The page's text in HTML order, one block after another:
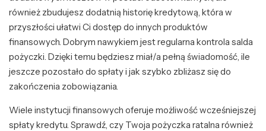
również zbudujesz dodatnią historię kredytową, która w
przyszłości ułatwi Ci dostęp do innych produktów
finansowych. Dobrym nawykiem jest regularna kontrola salda
pożyczki. Dzięki temu będziesz miał/a pełną świadomość, ile
jeszcze pozostało do spłaty i jak szybko zbliżasz się do
zakończenia zobowiązania.
Wiele instytucji finansowych oferuje możliwość wcześniejszej
spłaty kredytu. Sprawdź, czy Twoja pożyczka ratalna również